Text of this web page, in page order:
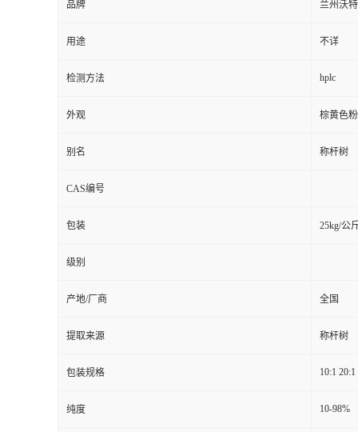
品牌 兰州沃
用途 不详
检测方法 hplc
外观 棕黄色
别名 称杆树
CAS编号
包装 25kg/公
级别
产地/厂商 全国
提取来源 称杆树
包装规格 10:1 20:1
纯度 10-98%